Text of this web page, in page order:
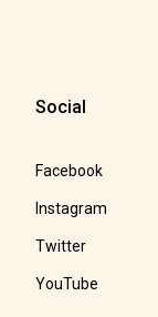
Social
Facebook
Instagram
Twitter
YouTube